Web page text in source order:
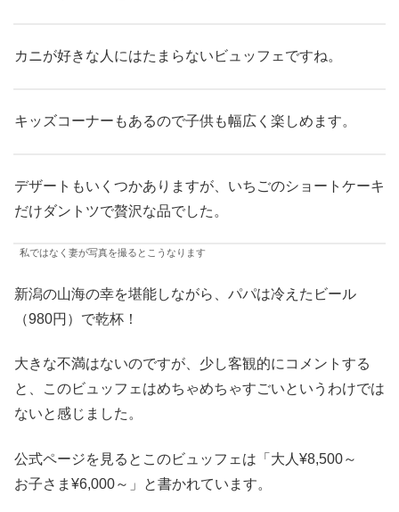
カニが好きな人にはたまらないビュッフェですね。
キッズコーナーもあるので子供も幅広く楽しめます。
デザートもいくつかありますが、いちごのショートケーキ
だけダントツで贅沢な品でした。
私ではなく妻が写真を撮るとこうなります
新潟の山海の幸を堪能しながら、パパは冷えたビール
（980円）で乾杯！
大きな不満はないのですが、少し客観的にコメントする
と、このビュッフェはめちゃめちゃすごいというわけでは
ないと感じました。
公式ページを見るとこのビュッフェは「大人¥8,500～
お子さま¥6,000～」と書かれています。